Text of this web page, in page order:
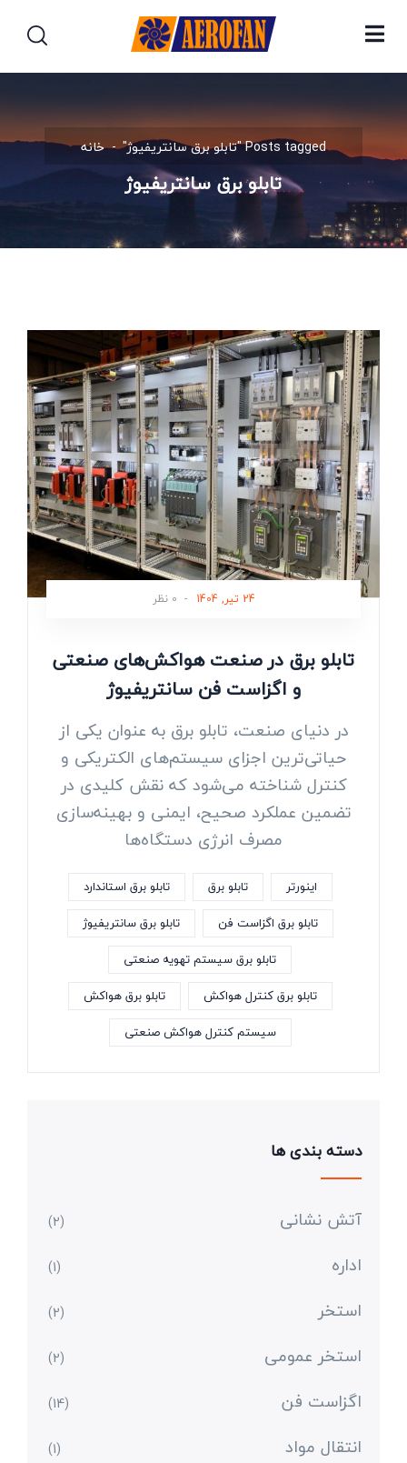
خانه Posts tagged "تابلو برق سانتریفیوژ"
تابلو برق سانتریفیوژ
24 تیر, 1404 - 0 نظر
تابلو برق در صنعت هواکش‌های صنعتی
و اگزاست فن سانتریفیوژ
در دنیای صنعت، تابلو برق به عنوان یکی از
حیاتی‌ترین اجزای سیستم‌های الکتریکی و
کنترل شناخته می‌شود که نقش کلیدی در
تضمین عملکرد صحیح، ایمنی و بهینه‌سازی
مصرف انرژی دستگاه‌ها
اینورتر تابلو برق
تابلو برق استاندارد
تابلو برق اگزاست فن
تابلو برق سانتریفیوژ
تابلو برق سیستم تهویه صنعتی
تابلو برق کنترل هواکش
تابلو برق هواکش
سیستم کنترل هواکش صنعتی
دسته بندی ها
آتش نشانی (2)
اداره (1)
استخر (2)
استخر عمومی (2)
اگزاست فن (14)
انتقال مواد (1)